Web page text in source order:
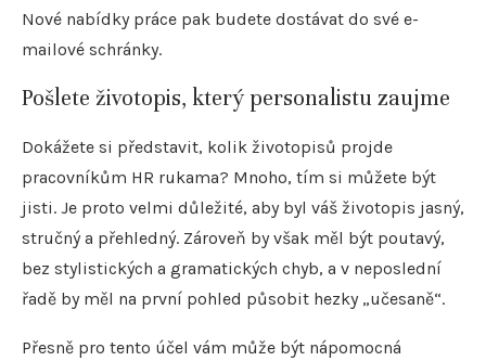
Nové nabídky práce pak budete dostávat do své e-
mailové schránky.
Pošlete životopis, který personalistu zaujme
Dokážete si představit, kolik životopisů projde
pracovníkům HR rukama? Mnoho, tím si můžete být
jisti. Je proto velmi důležité, aby byl váš životopis jasný,
stručný a přehledný. Zároveň by však měl být poutavý,
bez stylistických a gramatických chyb, a v neposlední
řadě by měl na první pohled působit hezky „učesaně“.
Přesně pro tento účel vám může být nápomocná